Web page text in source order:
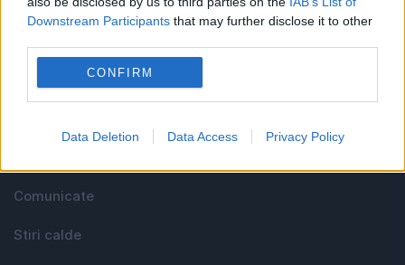
Downstream Participants that may further disclose it to other
CONFIRM
Data Deletion Data Access Privacy Policy
Utile
Comunicate
Stiri calde